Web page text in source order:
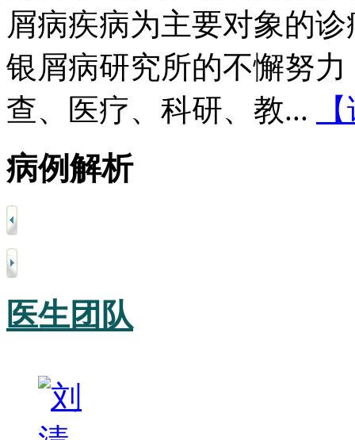
屑病疾病为主要对象的
银屑病研究所的不懈努
查、医疗、科研、教...
病例解析
医生团队